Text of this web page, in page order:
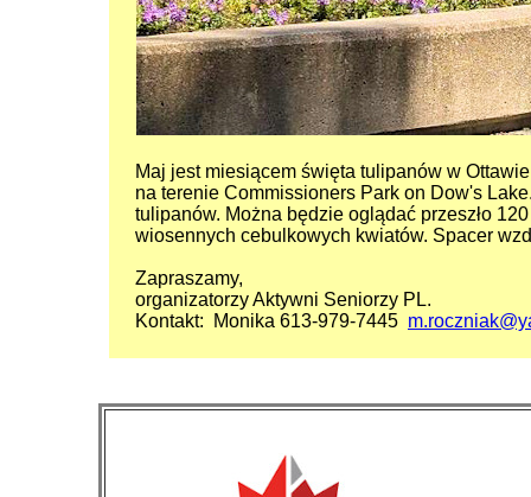
Maj jest miesiącem święta tulipanów w
na terenie Commissioners Park on Dow's
tulipanów. Można będzie oglądać przeszło
wiosennych cebulkowych kwiatów. Spacer
Zapraszamy,
organizatorzy Aktywni Seniorzy PL.
Kontakt: Monika 613-979-7445